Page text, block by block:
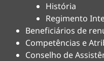
História
Regimento
Beneficiários de
Competências e
Conselho de